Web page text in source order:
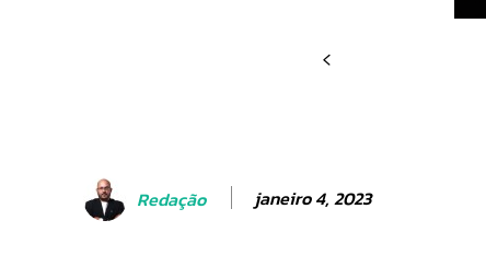
Redação janeiro 4, 2023